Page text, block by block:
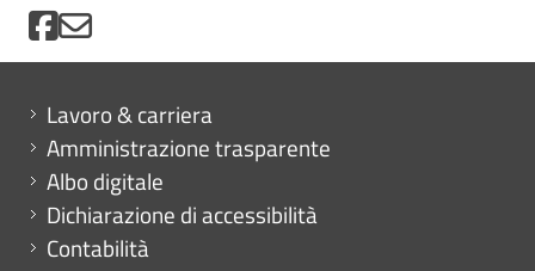
Mini menu di servizio
Lavoro & carriera
Amministrazione trasparente
Albo digitale
Dichiarazione di accessibilità
Contabilità